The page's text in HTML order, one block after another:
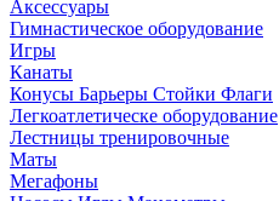
Аксессуары
Гимнастическое оборудование
Игры
Канаты
Конусы Барьеры Стойки Флаги
Легкоатлетическе оборудование
Лестницы тренировочные
Маты
Мегафоны